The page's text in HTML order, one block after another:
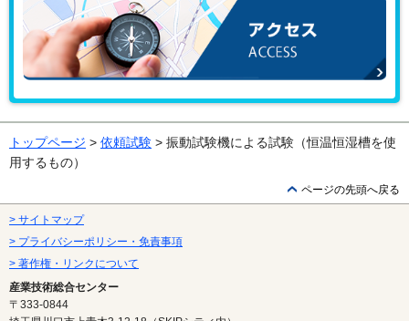
トップページ > 依頼試験 > 振動試験機による試験（恒温恒湿槽を使
用するもの）
ページの先頭へ戻る
> サイトマップ
> プライバシーポリシー・免責事項
> 著作権・リンクについて
産業技術総合センター
〒333-0844